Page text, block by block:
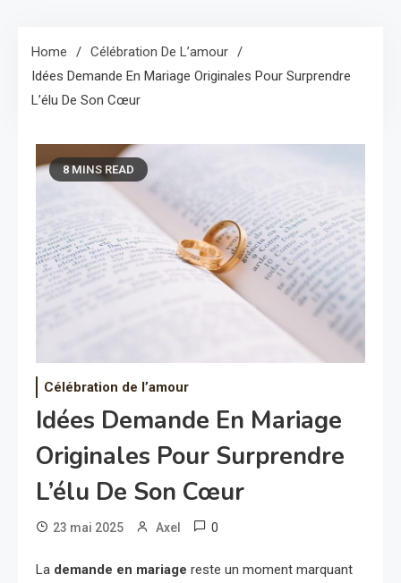
Home
Célébration De L’amour
Idées Demande En Mariage Originales Pour Surprendre
L’élu De Son Cœur
8 MINS READ
Célébration de l’amour
Idées Demande En Mariage
Originales Pour Surprendre
L’élu De Son Cœur
23 mai 2025 Axel 0
La demande en mariage reste un moment marquant